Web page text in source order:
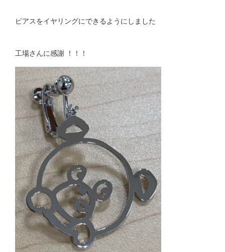
ピアスをイヤリングにできるようにしました
工場さんに感謝 ！！！